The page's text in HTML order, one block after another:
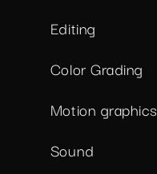
Editing
Color Grading
Motion graphics
Sound